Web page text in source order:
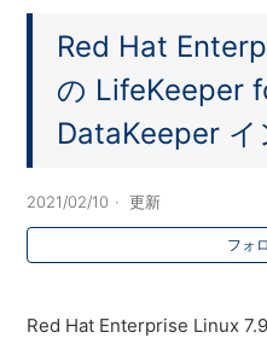
Red Hat
の LifeKeeper
DataKeeper
2021/02/10 更新
フォ
Red Hat Enterprise Linux 7.9